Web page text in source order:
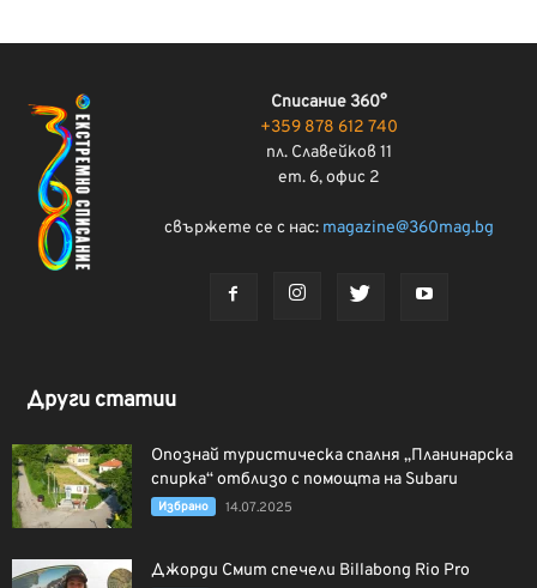
Списание 360°
+359 878 612 740
пл. Славейков 11
ет. 6, офис 2
свържете се с нас: magazine@360mag.bg
Други статии
Опознай туристическа спалня „Планинарска
спирка“ отблизо с помощта на Subaru
Избрано 14.07.2025
Джорди Смит спечели Billabong Rio Pro